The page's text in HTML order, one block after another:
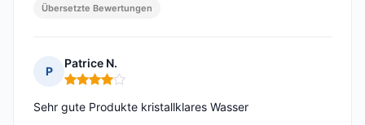
Übersetzte Bewertungen
P
Patrice N.
Hinweis: 4 von 5
Sehr gute Produkte kristallklares Wasser